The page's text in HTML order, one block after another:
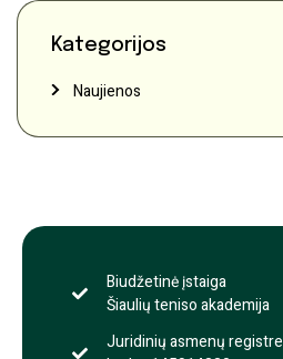
Kategorijos
Naujienos
Biudžetinė įstaiga
Šiaulių teniso akademija
Juridinių asmenų registre